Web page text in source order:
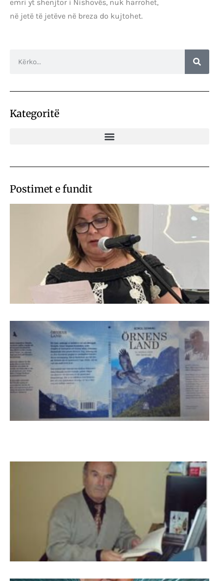
emri yt shenjtor i Nishovës, nuk harrohet,
në jetë të jetëve në breza do kujtohet.
Kategoritë
Postimet e fundit